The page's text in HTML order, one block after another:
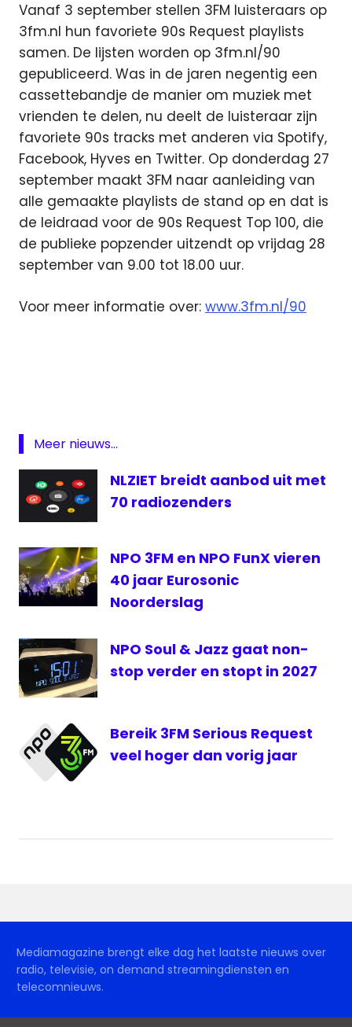
Vanaf 3 september stellen 3FM luisteraars op
3fm.nl hun favoriete 90s Request playlists
samen. De lijsten worden op 3fm.nl/90
gepubliceerd. Was in de jaren negentig een
cassettebandje de manier om muziek met
vrienden te delen, nu deelt de luisteraar zijn
favoriete 90s tracks met anderen via Spotify,
Facebook, Hyves en Twitter. Op donderdag 27
september maakt 3FM naar aanleiding van
alle gemaakte playlists de stand op en dat is
de leidraad voor de 90s Request Top 100, die
de publieke popzender uitzendt op vrijdag 28
september van 9.00 tot 18.00 uur.
Voor meer informatie over: www.3fm.nl/90
Radio
Meer nieuws...
NLZIET breidt aanbod uit met
70 radiozenders
NPO 3FM en NPO FunX vieren
40 jaar Eurosonic
Noorderslag
NPO Soul & Jazz gaat non-
stop verder en stopt in 2027
Bereik 3FM Serious Request
veel hoger dan vorig jaar
Mediamagazine brengt elke dag het laatste nieuws over
radio, televisie, on demand streamingdiensten en
telecomnieuws.